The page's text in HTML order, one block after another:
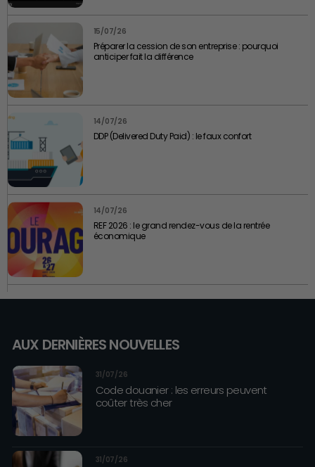
15/07/26
Préparer la cession de son entreprise : pourquoi
anticiper fait la différence
14/07/26
DDP (Delivered Duty Paid) : le faux confort
14/07/26
REF 2026 : le grand rendez-vous de la rentrée
économique
AUX DERNIÈRES NOUVELLES
31/07/26
Code douanier : les erreurs peuvent
coûter très cher
31/07/26